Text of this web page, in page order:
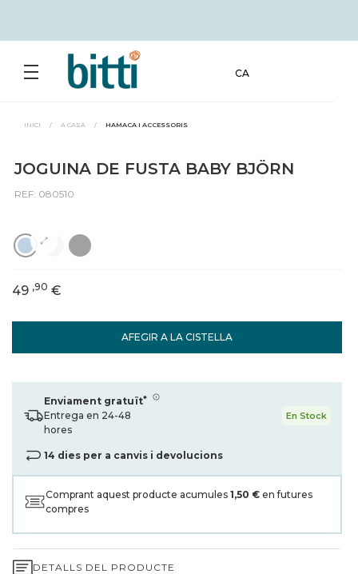
CA
INICI / A CASA / HAMACA I ACCESSORIS
JOGUINA DE FUSTA BABY BJÖRN
REF: 080510
AFEGIR A LA CISTELLA
49 ,90 €
Enviament gratuït*
Entrega en 24-48
hores
En Stock
14 dies per a canvis i devolucions
Comprant aquest producte acumules 1,50 € en futures
compres
DETALLS DEL PRODUCTE